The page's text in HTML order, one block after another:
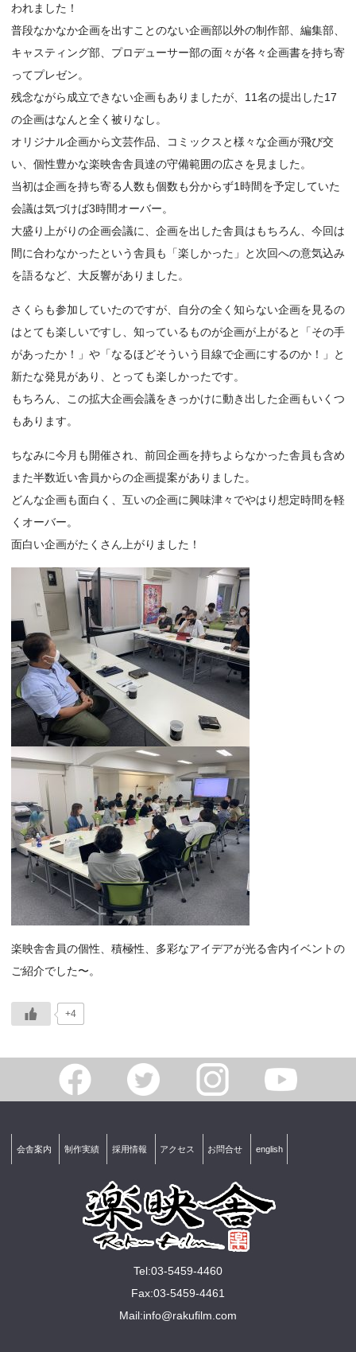
われました！
普段なかなか企画を出すことのない企画部以外の制作部、編集部、
キャスティング部、プロデューサー部の面々が各々企画書を持ち寄
ってプレゼン。
残念ながら成立できない企画もありましたが、11名の提出した17
の企画はなんと全く被りなし。
オリジナル企画から文芸作品、コミックスと様々な企画が飛び交
い、個性豊かな楽映舎舎員達の守備範囲の広さを見ました。
当初は企画を持ち寄る人数も個数も分からず1時間を予定していた
会議は気づけば3時間オーバー。
大盛り上がりの企画会議に、企画を出した舎員はもちろん、今回は
間に合わなかったという舎員も「楽しかった」と次回への意気込み
を語るなど、大反響がありました。
さくらも参加していたのですが、自分の全く知らない企画を見るの
はとても楽しいですし、知っているものが企画が上がると「その手
があったか！」や「なるほどそういう目線で企画にするのか！」と
新たな発見があり、とっても楽しかったです。
もちろん、この拡大企画会議をきっかけに動き出した企画もいくつ
もあります。
ちなみに今月も開催され、前回企画を持ちよらなかった舎員も含め
また半数近い舎員からの企画提案がありました。
どんな企画も面白く、互いの企画に興味津々でやはり想定時間を軽
くオーバー。
面白い企画がたくさん上がりました！
楽映舎舎員の個性、積極性、多彩なアイデアが光る舎内イベントの
ご紹介でした〜。
+4
会舎案内 制作実績 採用情報 アクセス お問合せ english
Tel:03-5459-4460
Fax:03-5459-4461
Mail:info@rakuﬁlm.com